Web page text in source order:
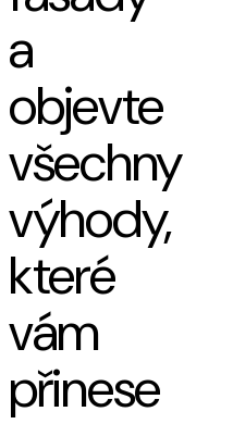
a
objevte
všechny
výhody,
které
vám
přinese